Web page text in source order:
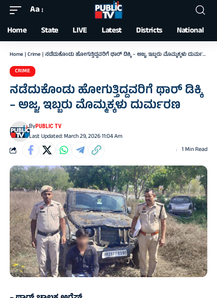
Font
Resizer
Aa
Home State LIVE Latest Districts National
Home | Crime | ನಡೆದುಕೊಂಡು ಹೋಗುತ್ತಿದ್ದವರಿಗೆ ಥಾರ್ ಡಿಕ್ಕಿ – ಅಜ್ಜ, ಇಬ್ಬರು ಮೊಮ್ಮಕ್ಕಳು ದುರ್ಮರಣ
CRIME
ನಡೆದುಕೊಂಡು ಹೋಗುತ್ತಿದ್ದವರಿಗೆ ಥಾರ್ ಡಿಕ್ಕಿ
– ಅಜ್ಜ, ಇಬ್ಬರು ಮೊಮ್ಮಕ್ಕಳು ದುರ್ಮರಣ
Last Updated: March 29, 2026 11:04 Am
ByPUBLIC TV
1 Min Read